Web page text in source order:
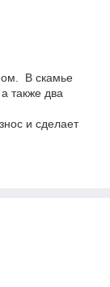
150 кг
В скамье
также два
и сделает